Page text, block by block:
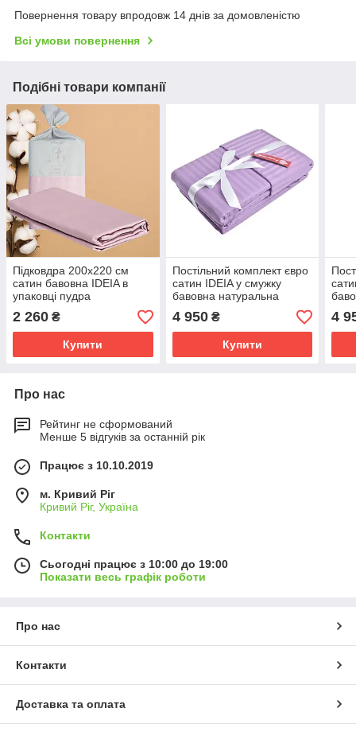
Повернення товару впродовж 14 днів за домовленістю
Всі умови повернення
Подібні товари компанії
Підковдра 200x220 см
сатин бавовна IDEIA в
упаковці пудра
натуральна тканина
2 260 ₴
Купити
Постільний комплект євро
сатин IDEIA у смужку
бавовна натуральна
тканина набір постільного
бузок
4 950₴
Купити
4
Про нас
Рейтинг не сформований
Менше 5 відгуків за останній рік
Працює з 10.10.2019
м. Кривий Ріг
Кривий Ріг, Україна
Контакти
Сьогодні працює з 10:00 до 19:00
Показати весь графік роботи
Про нас
Контакти
Доставка та оплата